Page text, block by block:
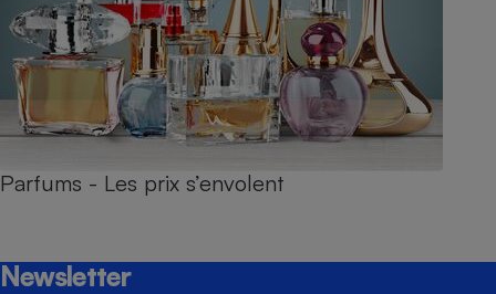
Parfums - Les prix s’envolent
Newsletter